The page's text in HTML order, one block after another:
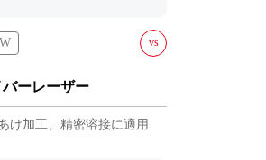
ーレーザー​
vs
QCW-150/1500-
QCW-300/3000-
け加工、精密溶接に適用